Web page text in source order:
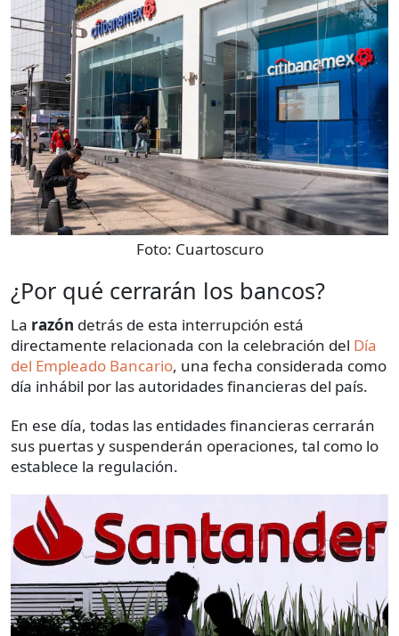
Foto: Cuartoscuro
¿Por qué cerrarán los bancos?
La razón detrás de esta interrupción está
directamente relacionada con la celebración del Día
del Empleado Bancario, una fecha considerada como
día inhábil por las autoridades financieras del país.
En ese día, todas las entidades financieras cerrarán
sus puertas y suspenderán operaciones, tal como lo
establece la regulación.